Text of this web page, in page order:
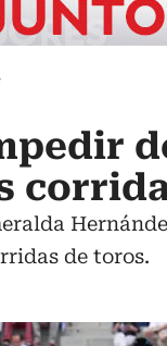
de toros.